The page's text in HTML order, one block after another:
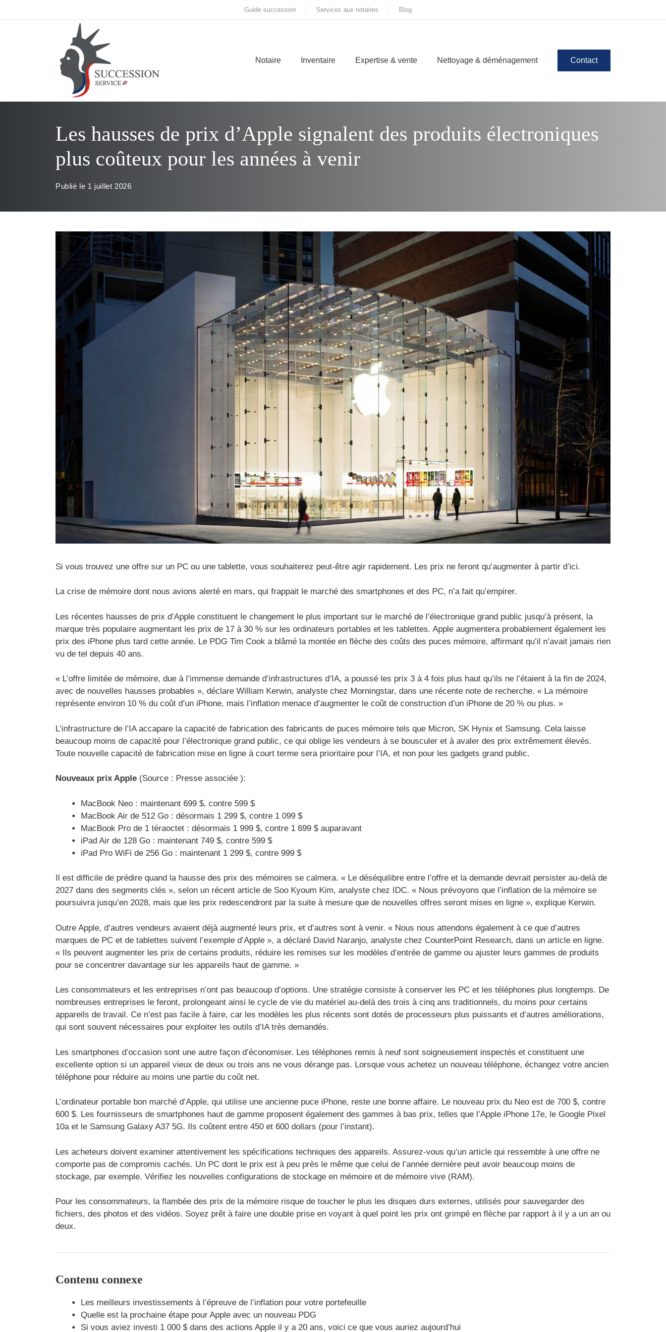
au
Guide succession Services aux notaires Blog
Notaire Inventaire Expertise & vente Nettoyage & déménagement Contact
Les hausses de prix d’Apple signalent des produits électroniques
plus coûteux pour les années à venir
Publié le 1 juillet 2026
Si vous trouvez une offre sur un PC ou une tablette, vous souhaiterez peut-être agir rapidement. Les prix ne feront qu’augmenter à partir d’ici.
La crise de mémoire dont nous avions alerté en mars, qui frappait le marché des smartphones et des PC, n’a fait qu’empirer.
Les récentes hausses de prix d’Apple constituent le changement le plus important sur le marché de l’électronique grand public jusqu’à présent, la
marque très populaire augmentant les prix de 17 à 30 % sur les ordinateurs portables et les tablettes. Apple augmentera probablement également les
prix des iPhone plus tard cette année. Le PDG Tim Cook a blâmé la montée en flèche des coûts des puces mémoire, affirmant qu’il n’avait jamais rien
vu de tel depuis 40 ans.
« L’offre limitée de mémoire, due à l’immense demande d’infrastructures d’IA, a poussé les prix 3 à 4 fois plus haut qu’ils ne l’étaient à la fin de 2024,
avec de nouvelles hausses probables », déclare William Kerwin, analyste chez Morningstar, dans une récente note de recherche. « La mémoire
représente environ 10 % du coût d’un iPhone, mais l’inflation menace d’augmenter le coût de construction d’un iPhone de 20 % ou plus. »
L’infrastructure de l’IA accapare la capacité de fabrication des fabricants de puces mémoire tels que Micron, SK Hynix et Samsung. Cela laisse
beaucoup moins de capacité pour l’électronique grand public, ce qui oblige les vendeurs à se bousculer et à avaler des prix extrêmement élevés.
Toute nouvelle capacité de fabrication mise en ligne à court terme sera prioritaire pour l’IA, et non pour les gadgets grand public.
Nouveaux prix Apple (Source : Presse associée ):
MacBook Neo : maintenant 699 $, contre 599 $
MacBook Air de 512 Go : désormais 1 299 $, contre 1 099 $
MacBook Pro de 1 téraoctet : désormais 1 999 $, contre 1 699 $ auparavant
iPad Air de 128 Go : maintenant 749 $, contre 599 $
iPad Pro WiFi de 256 Go : maintenant 1 299 $, contre 999 $
Il est difficile de prédire quand la hausse des prix des mémoires se calmera. « Le déséquilibre entre l’offre et la demande devrait persister au-delà de
2027 dans des segments clés », selon un récent article de Soo Kyoum Kim, analyste chez IDC. « Nous prévoyons que l’inflation de la mémoire se
poursuivra jusqu’en 2028, mais que les prix redescendront par la suite à mesure que de nouvelles offres seront mises en ligne », explique Kerwin.
Outre Apple, d’autres vendeurs avaient déjà augmenté leurs prix, et d’autres sont à venir. « Nous nous attendons également à ce que d’autres
marques de PC et de tablettes suivent l’exemple d’Apple », a déclaré David Naranjo, analyste chez CounterPoint Research, dans un article en ligne.
« Ils peuvent augmenter les prix de certains produits, réduire les remises sur les modèles d’entrée de gamme ou ajuster leurs gammes de produits
pour se concentrer davantage sur les appareils haut de gamme. »
Les consommateurs et les entreprises n’ont pas beaucoup d’options. Une stratégie consiste à conserver les PC et les téléphones plus longtemps. De
nombreuses entreprises le feront, prolongeant ainsi le cycle de vie du matériel au-delà des trois à cinq ans traditionnels, du moins pour certains
appareils de travail. Ce n’est pas facile à faire, car les modèles les plus récents sont dotés de processeurs plus puissants et d’autres améliorations,
qui sont souvent nécessaires pour exploiter les outils d’IA très demandés.
Les smartphones d’occasion sont une autre façon d’économiser. Les téléphones remis à neuf sont soigneusement inspectés et constituent une
excellente option si un appareil vieux de deux ou trois ans ne vous dérange pas. Lorsque vous achetez un nouveau téléphone, échangez votre ancien
téléphone pour réduire au moins une partie du coût net.
L’ordinateur portable bon marché d’Apple, qui utilise une ancienne puce iPhone, reste une bonne affaire. Le nouveau prix du Neo est de 700 $, contre
600 $. Les fournisseurs de smartphones haut de gamme proposent également des gammes à bas prix, telles que l’Apple iPhone 17e, le Google Pixel
10a et le Samsung Galaxy A37 5G. Ils coûtent entre 450 et 600 dollars (pour l’instant).
Les acheteurs doivent examiner attentivement les spécifications techniques des appareils. Assurez-vous qu’un article qui ressemble à une offre ne
comporte pas de compromis cachés. Un PC dont le prix est à peu près le même que celui de l’année dernière peut avoir beaucoup moins de
stockage, par exemple. Vérifiez les nouvelles configurations de stockage en mémoire et de mémoire vive (RAM).
Pour les consommateurs, la flambée des prix de la mémoire risque de toucher le plus les disques durs externes, utilisés pour sauvegarder des
fichiers, des photos et des vidéos. Soyez prêt à faire une double prise en voyant à quel point les prix ont grimpé en flèche par rapport à il y a un an ou
deux.
Contenu connexe
Les meilleurs investissements à l’épreuve de l’inflation pour votre portefeuille
Quelle est la prochaine étape pour Apple avec un nouveau PDG
Si vous aviez investi 1 000 $ dans des actions Apple il y a 20 ans, voici ce que vous auriez aujourd’hui